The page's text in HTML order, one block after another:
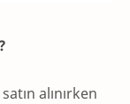
alınırken